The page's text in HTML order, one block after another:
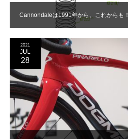
Cannondaleは1991年から。これからも！
2021
JUL
28